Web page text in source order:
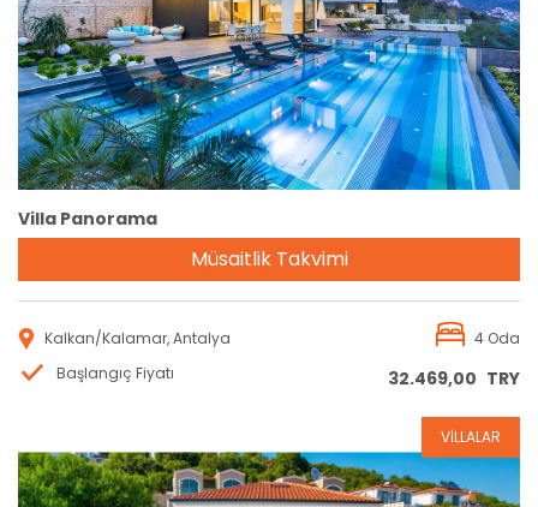
Rezervasyon
Villa Panorama
Müsaitlik Takvimi
Kalkan/Kalamar, Antalya
4 Oda
Başlangıç Fiyatı
32.469,00 TRY
VİLLALAR